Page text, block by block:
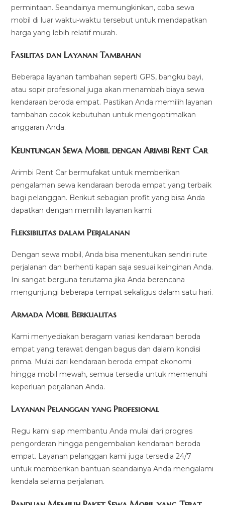
permintaan. Seandainya memungkinkan, coba sewa
mobil di luar waktu-waktu tersebut untuk mendapatkan
harga yang lebih relatif murah.
Fasilitas dan Layanan Tambahan
Beberapa layanan tambahan seperti GPS, bangku bayi,
atau sopir profesional juga akan menambah biaya sewa
kendaraan beroda empat. Pastikan Anda memilih layanan
tambahan cocok kebutuhan untuk mengoptimalkan
anggaran Anda.
Keuntungan Sewa Mobil dengan Arimbi Rent Car
Arimbi Rent Car bermufakat untuk memberikan
pengalaman sewa kendaraan beroda empat yang terbaik
bagi pelanggan. Berikut sebagian profit yang bisa Anda
dapatkan dengan memilih layanan kami:
Fleksibilitas dalam Perjalanan
Dengan sewa mobil, Anda bisa menentukan sendiri rute
perjalanan dan berhenti kapan saja sesuai keinginan Anda.
Ini sangat berguna terutama jika Anda berencana
mengunjungi beberapa tempat sekaligus dalam satu hari.
Armada Mobil Berkualitas
Kami menyediakan beragam variasi kendaraan beroda
empat yang terawat dengan bagus dan dalam kondisi
prima. Mulai dari kendaraan beroda empat ekonomi
hingga mobil mewah, semua tersedia untuk memenuhi
keperluan perjalanan Anda.
Layanan Pelanggan yang Profesional
Regu kami siap membantu Anda mulai dari progres
pengorderan hingga pengembalian kendaraan beroda
empat. Layanan pelanggan kami juga tersedia 24/7
untuk memberikan bantuan seandainya Anda mengalami
kendala selama perjalanan.